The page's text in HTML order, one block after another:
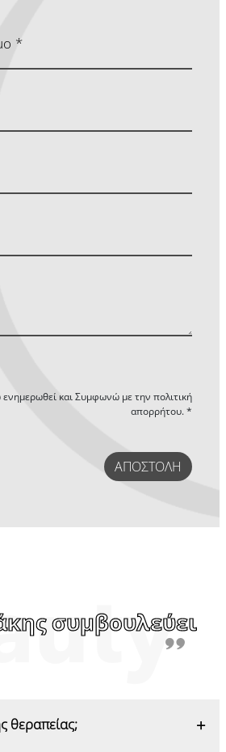
και Συμφωνώ με την πολιτική
απορρήτου. *
ΑΠΟΣΤΟΛΉ
συμβουλεύει
θεραπείας;